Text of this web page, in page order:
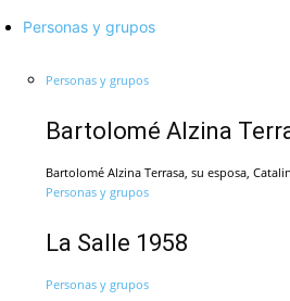
Personas y grupos
Personas y grupos
Bartolomé Alzina
Bartolomé Alzina Terrasa, su esposa,
Personas y grupos
La Salle 1958
Personas y grupos